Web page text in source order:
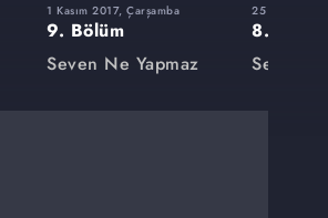
1 Kasım 2017, Çarşamba
9. Bölüm
Seven Ne Yapmaz
25 Ekim 2017,
8. Bölüm
Seven